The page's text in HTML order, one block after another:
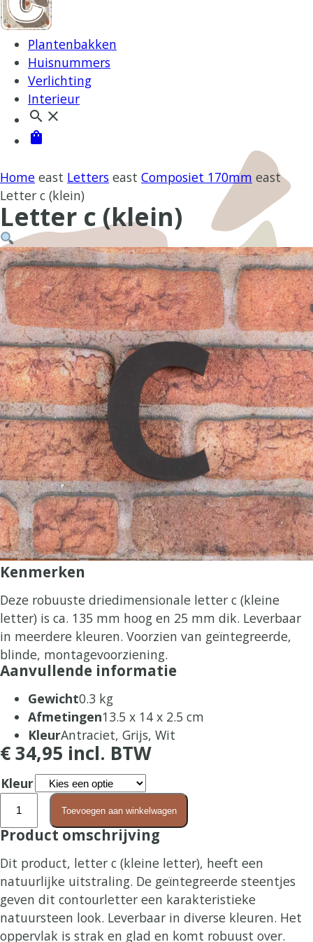
Plantenbakken
Huisnummers
Verlichting
Interieur
search close
shopping_bag
Home east Letters east Composiet 170mm east
Letter c (klein)
Letter c (klein)
Kenmerken
Deze robuuste driedimensionale letter c (kleine
letter) is ca. 135 mm hoog en 25 mm dik. Leverbaar
in meerdere kleuren. Voorzien van geïntegreerde,
blinde, montagevoorziening.
Aanvullende informatie
Gewicht0.3 kg
Afmetingen13.5 x 14 x 2.5 cm
KleurAntraciet, Grijs, Wit
€34,95 incl. BTW
Kleur
(klein)
aantal
Toevoegen aan winkelwagen
Product omschrijving
Dit product, letter c (kleine letter), heeft een
natuurlijke uitstraling. De geïntegreerde steentjes
geven dit contourletter een karakteristieke
natuursteen look. Leverbaar in diverse kleuren. Het
oppervlak is strak en glad en komt robuust over.